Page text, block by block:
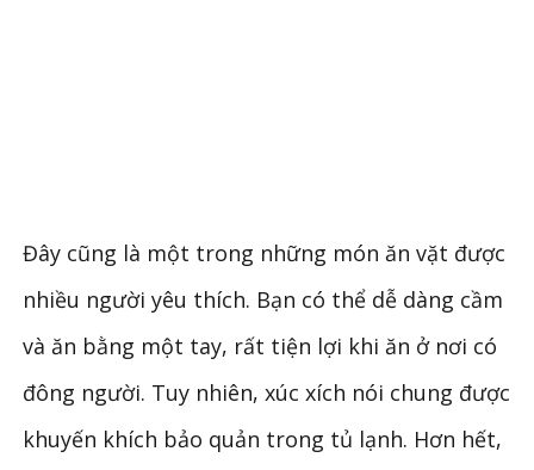
Đây cũng là một trong những món ăn vặt được
nhiều người yêu thích. Bạn có thể dễ dàng cầm
và ăn bằng một tay, rất tiện lợi khi ăn ở nơi có
đông người. Tuy nhiên, xúc xích nói chung được
khuyến khích bảo quản trong tủ lạnh. Hơn hết,